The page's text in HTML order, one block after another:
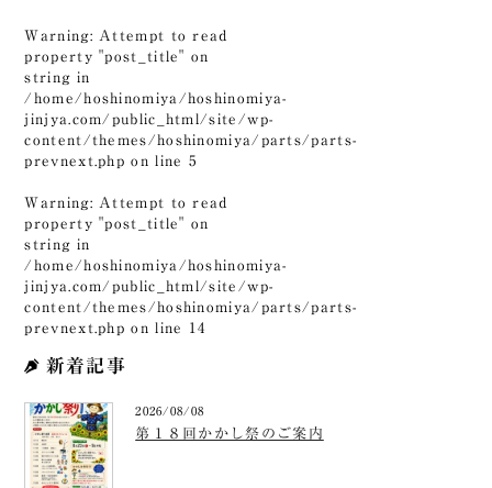
Warning: Attempt to read
property "post_title" on
string in
/home/hoshinomiya/hoshinomiya-
jinjya.com/public_html/site/wp-
content/themes/hoshinomiya/parts/parts-
prevnext.php on line 5
Warning: Attempt to read
property "post_title" on
string in
/home/hoshinomiya/hoshinomiya-
jinjya.com/public_html/site/wp-
content/themes/hoshinomiya/parts/parts-
prevnext.php on line 14
新着記事
2026/08/08
第１８回かかし祭のご案内